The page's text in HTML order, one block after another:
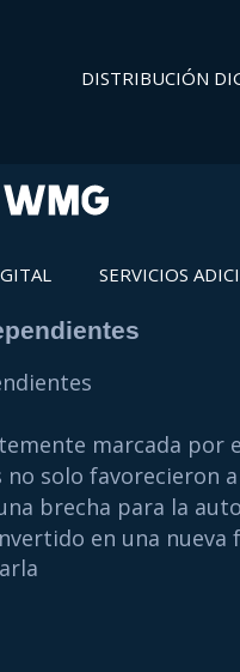
DISTRIBUCIÓN
SERVICIOS
marcada por
solo favorecieron
brecha para la
en una nueva